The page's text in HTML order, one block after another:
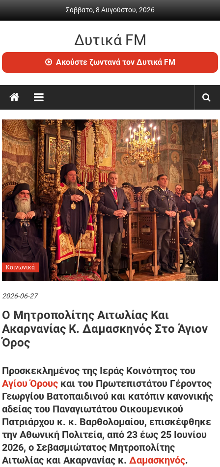
Σάββατο, 8 Αυγούστου, 2026
Δυτικά FM
Ραδιόφωνο
•
ενημέρωση
Ακούστε ζωντανά τον Δυτικά FM
Κοινωνικά
2026-06-27
Ο Μητροπολίτης Αιτωλίας Και
Ακαρνανίας Κ. Δαμασκηνός Στο Άγιον
Όρος
Προσκεκλημένος της Ιεράς Κοινότητος του
Αγίου Όρους και του Πρωτεπιστάτου Γέροντος
Γεωργίου Βατοπαιδινού και κατόπιν κανονικής
αδείας του Παναγιωτάτου Οικουμενικού
Πατριάρχου κ. κ. Βαρθολομαίου, επισκέφθηκε
την Αθωνική Πολιτεία, από 23 έως 25 Ιουνίου
2026, ο Σεβασμιώτατος Μητροπολίτης
Αιτωλίας και Ακαρνανίας κ.Δαμασκηνός.